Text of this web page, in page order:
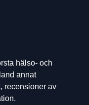
hälso- och
annat
recensioner av